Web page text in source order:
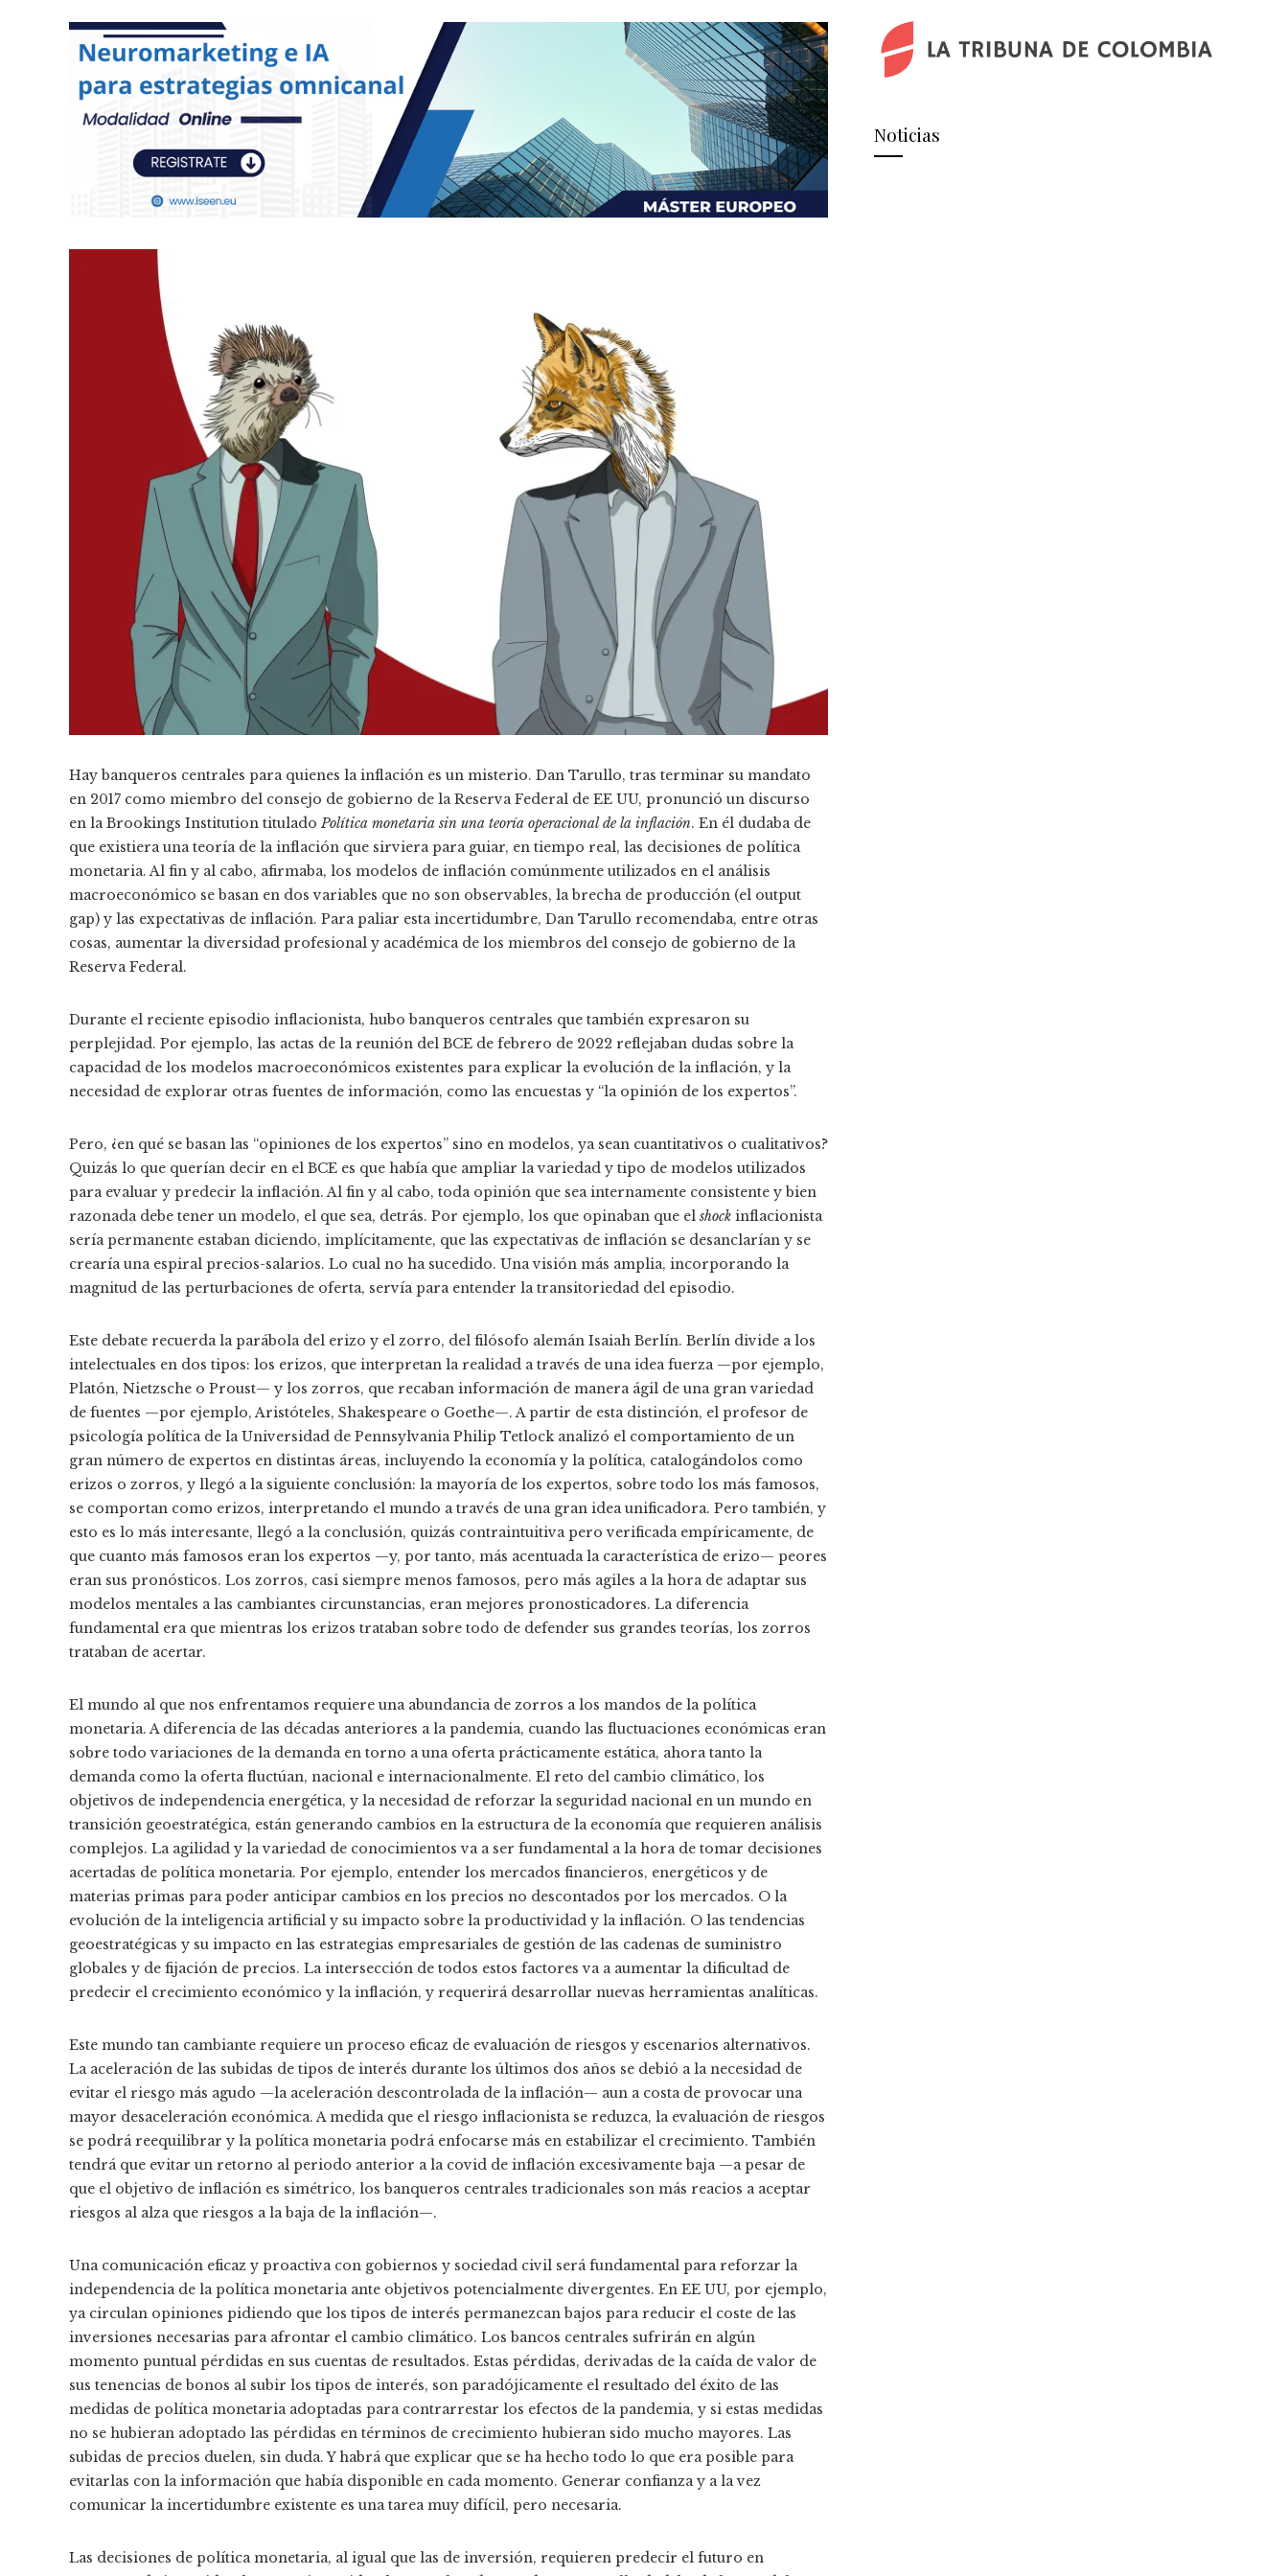
Hay banqueros centrales para quienes la inflación es un misterio. Dan Tarullo, tras terminar su mandato
en 2017 como miembro del consejo de gobierno de la Reserva Federal de EE UU, pronunció un discurso
en la Brookings Institution titulado Política monetaria sin una teoría operacional de la inflación. En él dudaba de
que existiera una teoría de la inflación que sirviera para guiar, en tiempo real, las decisiones de política
monetaria. Al fin y al cabo, afirmaba, los modelos de inflación comúnmente utilizados en el análisis
macroeconómico se basan en dos variables que no son observables, la brecha de producción (el output
gap) y las expectativas de inflación. Para paliar esta incertidumbre, Dan Tarullo recomendaba, entre otras
cosas, aumentar la diversidad profesional y académica de los miembros del consejo de gobierno de la
Reserva Federal.
Durante el reciente episodio inflacionista, hubo banqueros centrales que también expresaron su
perplejidad. Por ejemplo, las actas de la reunión del BCE de febrero de 2022 reflejaban dudas sobre la
capacidad de los modelos macroeconómicos existentes para explicar la evolución de la inflación, y la
necesidad de explorar otras fuentes de información, como las encuestas y “la opinión de los expertos”.
Pero, ¿en qué se basan las “opiniones de los expertos” sino en modelos, ya sean cuantitativos o cualitativos?
Quizás lo que querían decir en el BCE es que había que ampliar la variedad y tipo de modelos utilizados
para evaluar y predecir la inflación. Al fin y al cabo, toda opinión que sea internamente consistente y bien
razonada debe tener un modelo, el que sea, detrás. Por ejemplo, los que opinaban que el shock inflacionista
sería permanente estaban diciendo, implícitamente, que las expectativas de inflación se desanclarían y se
crearía una espiral precios-salarios. Lo cual no ha sucedido. Una visión más amplia, incorporando la
magnitud de las perturbaciones de oferta, servía para entender la transitoriedad del episodio.
Este debate recuerda la parábola del erizo y el zorro, del filósofo alemán Isaiah Berlín. Berlín divide a los
intelectuales en dos tipos: los erizos, que interpretan la realidad a través de una idea fuerza —por ejemplo,
Platón, Nietzsche o Proust— y los zorros, que recaban información de manera ágil de una gran variedad
de fuentes —por ejemplo, Aristóteles, Shakespeare o Goethe—. A partir de esta distinción, el profesor de
psicología política de la Universidad de Pennsylvania Philip Tetlock analizó el comportamiento de un
gran número de expertos en distintas áreas, incluyendo la economía y la política, catalogándolos como
erizos o zorros, y llegó a la siguiente conclusión: la mayoría de los expertos, sobre todo los más famosos,
se comportan como erizos, interpretando el mundo a través de una gran idea unificadora. Pero también, y
esto es lo más interesante, llegó a la conclusión, quizás contraintuitiva pero verificada empíricamente, de
que cuanto más famosos eran los expertos —y, por tanto, más acentuada la característica de erizo— peores
eran sus pronósticos. Los zorros, casi siempre menos famosos, pero más agiles a la hora de adaptar sus
modelos mentales a las cambiantes circunstancias, eran mejores pronosticadores. La diferencia
fundamental era que mientras los erizos trataban sobre todo de defender sus grandes teorías, los zorros
trataban de acertar.
El mundo al que nos enfrentamos requiere una abundancia de zorros a los mandos de la política
monetaria. A diferencia de las décadas anteriores a la pandemia, cuando las fluctuaciones económicas eran
sobre todo variaciones de la demanda en torno a una oferta prácticamente estática, ahora tanto la
demanda como la oferta fluctúan, nacional e internacionalmente. El reto del cambio climático, los
objetivos de independencia energética, y la necesidad de reforzar la seguridad nacional en un mundo en
transición geoestratégica, están generando cambios en la estructura de la economía que requieren análisis
complejos. La agilidad y la variedad de conocimientos va a ser fundamental a la hora de tomar decisiones
acertadas de política monetaria. Por ejemplo, entender los mercados financieros, energéticos y de
materias primas para poder anticipar cambios en los precios no descontados por los mercados. O la
evolución de la inteligencia artificial y su impacto sobre la productividad y la inflación. O las tendencias
geoestratégicas y su impacto en las estrategias empresariales de gestión de las cadenas de suministro
globales y de fijación de precios. La intersección de todos estos factores va a aumentar la dificultad de
predecir el crecimiento económico y la inflación, y requerirá desarrollar nuevas herramientas analíticas.
Este mundo tan cambiante requiere un proceso eficaz de evaluación de riesgos y escenarios alternativos.
La aceleración de las subidas de tipos de interés durante los últimos dos años se debió a la necesidad de
evitar el riesgo más agudo —la aceleración descontrolada de la inflación— aun a costa de provocar una
mayor desaceleración económica. A medida que el riesgo inflacionista se reduzca, la evaluación de riesgos
se podrá reequilibrar y la política monetaria podrá enfocarse más en estabilizar el crecimiento. También
tendrá que evitar un retorno al periodo anterior a la covid de inflación excesivamente baja —a pesar de
que el objetivo de inflación es simétrico, los banqueros centrales tradicionales son más reacios a aceptar
riesgos al alza que riesgos a la baja de la inflación—.
Una comunicación eficaz y proactiva con gobiernos y sociedad civil será fundamental para reforzar la
independencia de la política monetaria ante objetivos potencialmente divergentes. En EE UU, por ejemplo,
ya circulan opiniones pidiendo que los tipos de interés permanezcan bajos para reducir el coste de las
inversiones necesarias para afrontar el cambio climático. Los bancos centrales sufrirán en algún
momento puntual pérdidas en sus cuentas de resultados. Estas pérdidas, derivadas de la caída de valor de
sus tenencias de bonos al subir los tipos de interés, son paradójicamente el resultado del éxito de las
medidas de política monetaria adoptadas para contrarrestar los efectos de la pandemia, y si estas medidas
no se hubieran adoptado las pérdidas en términos de crecimiento hubieran sido mucho mayores. Las
subidas de precios duelen, sin duda. Y habrá que explicar que se ha hecho todo lo que era posible para
evitarlas con la información que había disponible en cada momento. Generar confianza y a la vez
comunicar la incertidumbre existente es una tarea muy difícil, pero necesaria.
Las decisiones de política monetaria, al igual que las de inversión, requieren predecir el futuro en
Noticias